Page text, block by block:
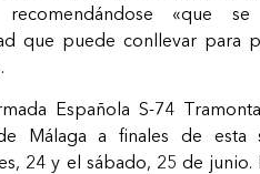
«que se
que puede conllevar para
Española S-74
Málaga a finales de esta
24 y el sábado, 25 de junio.